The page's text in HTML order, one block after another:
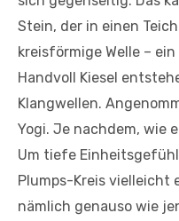
Stein, der in einen
kreisförmige Welle –
Handvoll Kiesel
Klangwellen.
Yogi. Je nachdem, wie
Um tiefe
Plumps-Kreis vielleicht
nämlich genauso wie